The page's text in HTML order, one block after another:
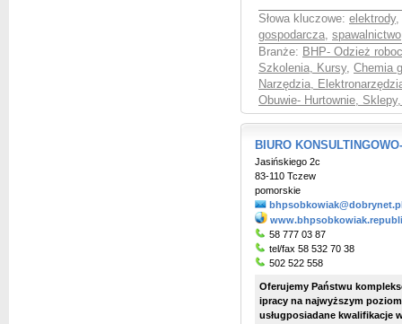
Słowa kluczowe: elektrody,
gospodarcza, spawalnictwo
Branże: BHP- Odzież
Szkolenia, Kursy, Chemia
Narzędzia,
Obuwie- Hurtownie,
BIURO
Jasińskiego 2c
83-110 Tczew
pomorskie
58 777 03 87
tel/fax 58 532 70 38
502 522 558
Oferujemy Państwu
ipracy na najwyższym
usługposiadane kwalifikacje